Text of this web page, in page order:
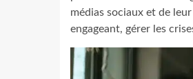
médias sociaux et de
engageant, gérer les